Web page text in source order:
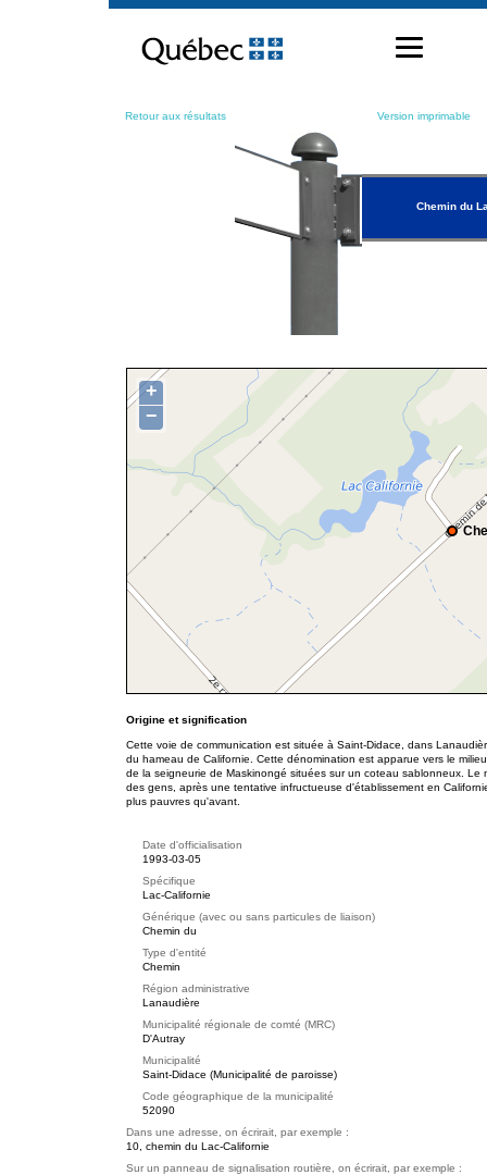
contenu
Retour aux résultats Version imprimable
Chemin du
+
−
Origine et signification
Cette voie de communication est située à Saint-Didace, dans
du hameau de Californie. Cette dénomination est apparue vers le
de la seigneurie de Maskinongé situées sur un coteau sablonneux.
des gens, après une tentative infructueuse d'établissement en
plus pauvres qu'avant.
Date d'officialisation
1993-03-05
Spécifique
Lac-Californie
Générique (avec ou sans particules de liaison)
Chemin du
Type d'entité
Chemin
Région administrative
Lanaudière
Municipalité régionale de comté (MRC)
D'Autray
Municipalité
Saint-Didace (Municipalité de paroisse)
Code géographique de la municipalité
52090
Dans une adresse, on écrirait, par exemple :
10, chemin du Lac-Californie
Sur un panneau de signalisation routière, on écrirait, par exemple :